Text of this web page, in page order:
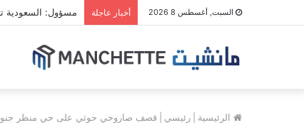
السبت, أغسطس 8 2026 أخبار عاجلة مسؤول: السعودية
الرئيسية رئيسي قصف صاروخي حوثي على حي منظر جنوب